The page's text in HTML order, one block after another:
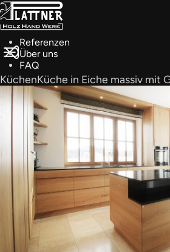
Referenzen
Über uns
FAQ
KüchenKüche in Eiche massiv mit